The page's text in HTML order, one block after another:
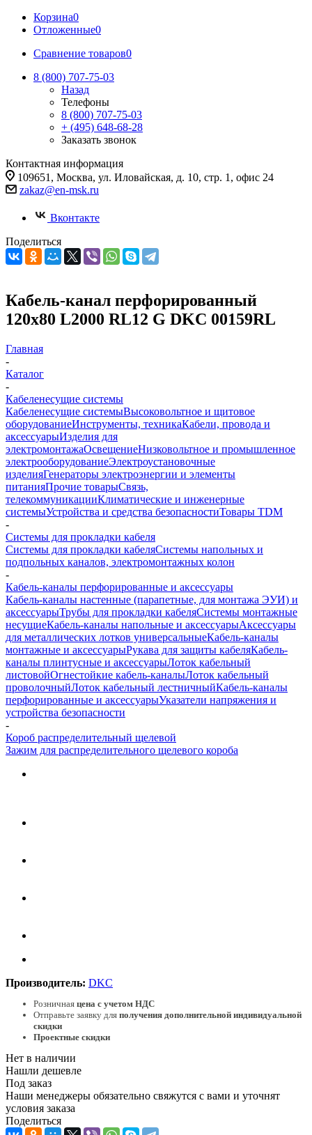
Корзина0
Отложенные0
Сравнение товаров0
8 (800) 707-75-03
Назад
Телефоны
8 (800) 707-75-03
+ (495) 648-68-28
Заказать звонок
Контактная информация
109651, Москва, ул. Иловайская, д. 10, стр. 1, офис 24
zakaz@en-msk.ru
Вконтакте
Поделиться
Кабель-канал перфорированный
120х80 L2000 RL12 G DKC 00159RL
Главная
-
Каталог
-
Кабеленесущие системы
Кабеленесущие системыВысоковольтное и щитовое
оборудованиеИнструменты, техникаКабели, провода и
аксессуарыИзделия для
электромонтажаОсвещениеНизковольтное и промышленное
электрооборудованиеЭлектроустановочные
изделияГенераторы электроэнергии и элементы
питанияПрочие товарыСвязь,
телекоммуникацииКлиматические и инженерные
системыУстройства и средства безопасностиТовары TDM
-
Системы для прокладки кабеля
Системы для прокладки кабеляСистемы напольных и
подпольных каналов, электромонтажных колон
-
Кабель-каналы перфорированные и аксессуары
Кабель-каналы настенные (парапетные, для монтажа ЭУИ) и
аксессуарыТрубы для прокладки кабеляСистемы монтажные
несущиеКабель-каналы напольные и аксессуарыАксессуары
для металлических лотков универсальныеКабель-каналы
монтажные и аксессуарыРукава для защиты кабеляКабель-
каналы плинтусные и аксессуарыЛоток кабельный
листовойОгнестойкие кабель-каналыЛоток кабельный
проволочныйЛоток кабельный лестничныйКабель-каналы
перфорированные и аксессуарыУказатели напряжения и
устройства безопасности
-
Короб распределительный щелевой
Зажим для распределительного щелевого короба
Производитель: DKC
Розничная цена с учетом НДС
Отправьте заявку для получения дополнительной индивидуальной
скидки
Проектные скидки
Нет в наличии
Нашли дешевле
Под заказ
Наши менеджеры обязательно свяжутся с вами и уточнят
условия заказа
Поделиться